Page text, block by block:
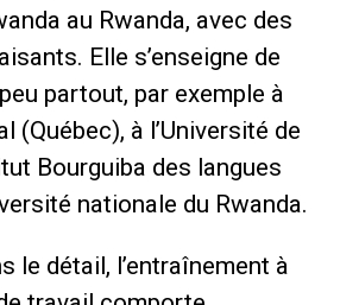
au Rwanda, avec des
Elle s’enseigne de
partout, par exemple à
(Québec), à l’Université de
Bourguiba des langues
nationale du Rwanda.
le détail, l’entraînement à